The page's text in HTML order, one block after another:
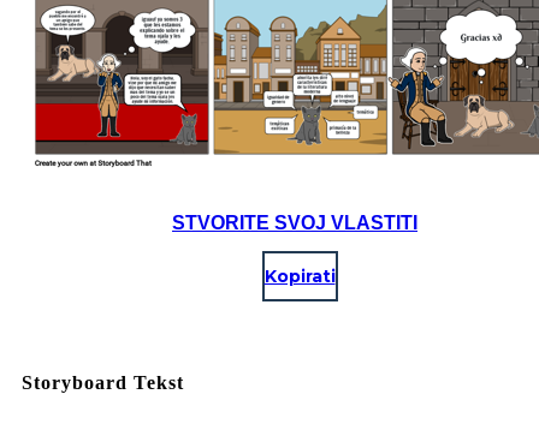
STVORITE SVOJ VLASTITI
Kopirati
Storyboard Tekst